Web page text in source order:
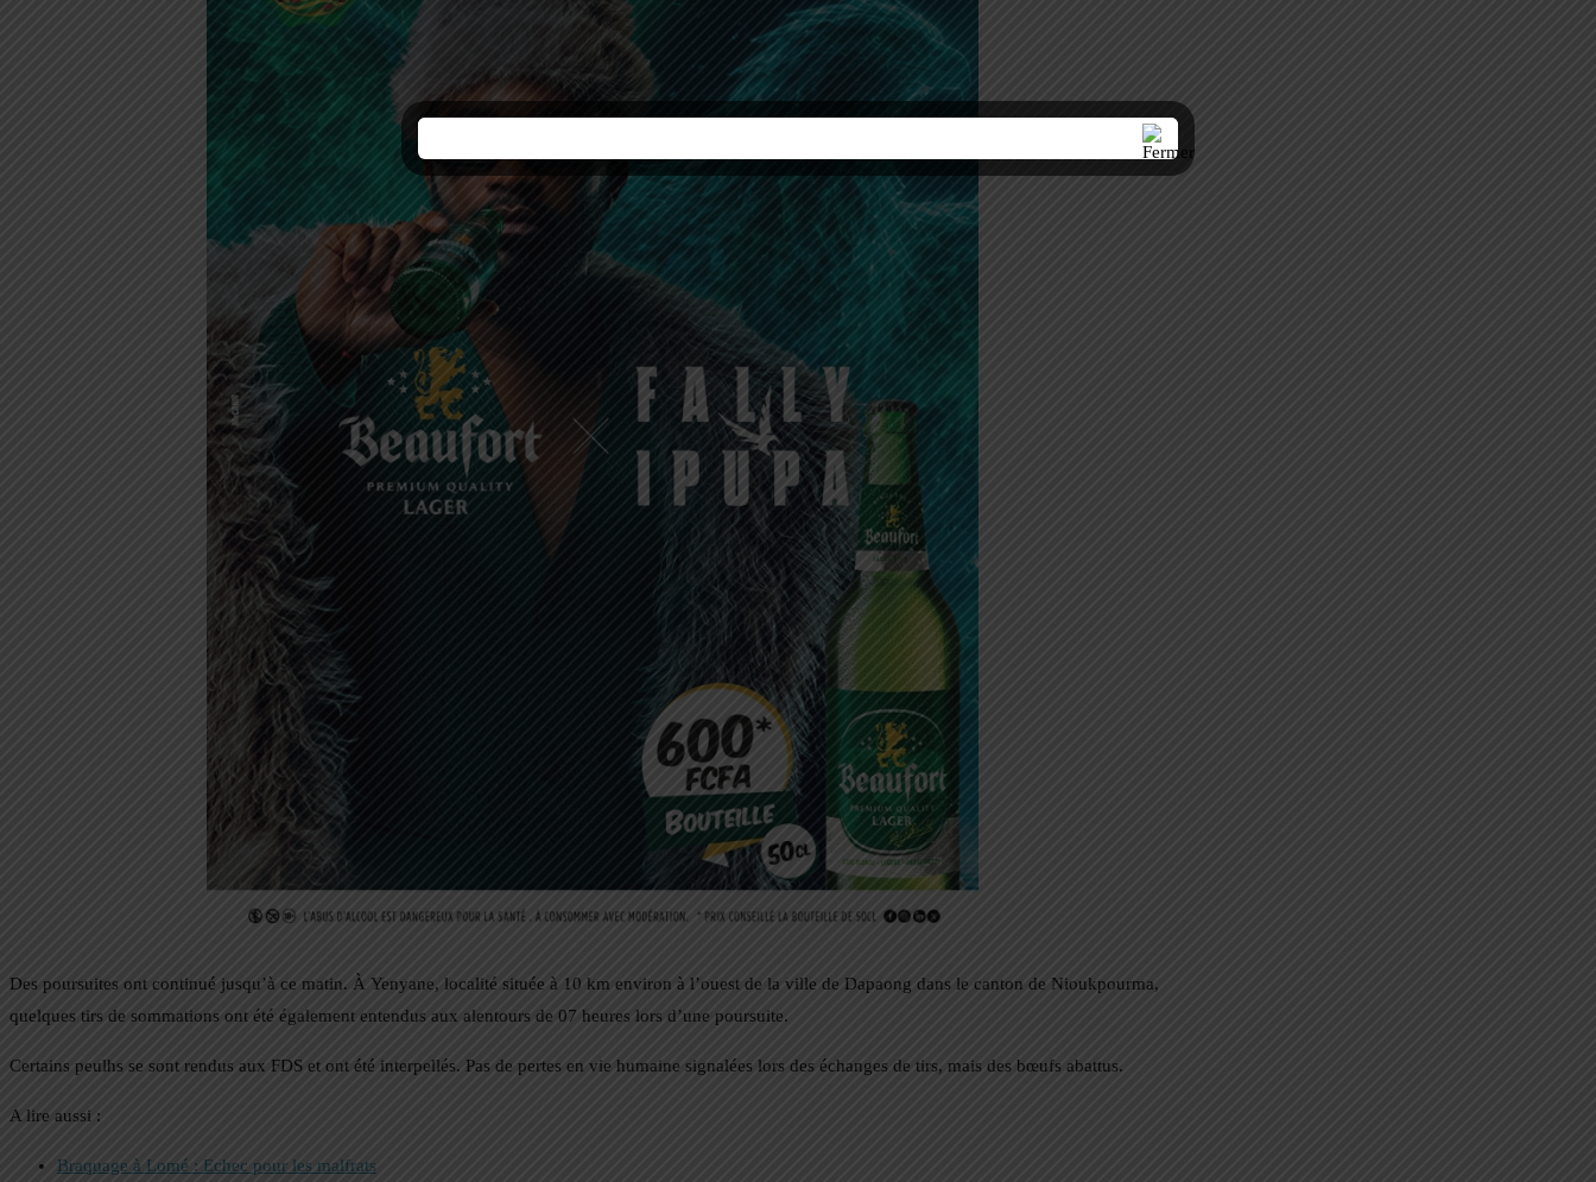
Des poursuites ont continué jusqu’à ce matin. À Yenyane, localité située à 10 km environ à l’ouest de la ville de Dapaong dans le canton de Nioukpourma,
quelques tirs de sommations ont été également entendus aux alentours de 07 heures lors d’une poursuite.
Certains peulhs se sont rendus aux FDS et ont été interpellés. Pas de pertes en vie humaine signalées lors des échanges de tirs, mais des bœufs abattus.
A lire aussi :
Braquage à Lomé : Echec pour les malfrats